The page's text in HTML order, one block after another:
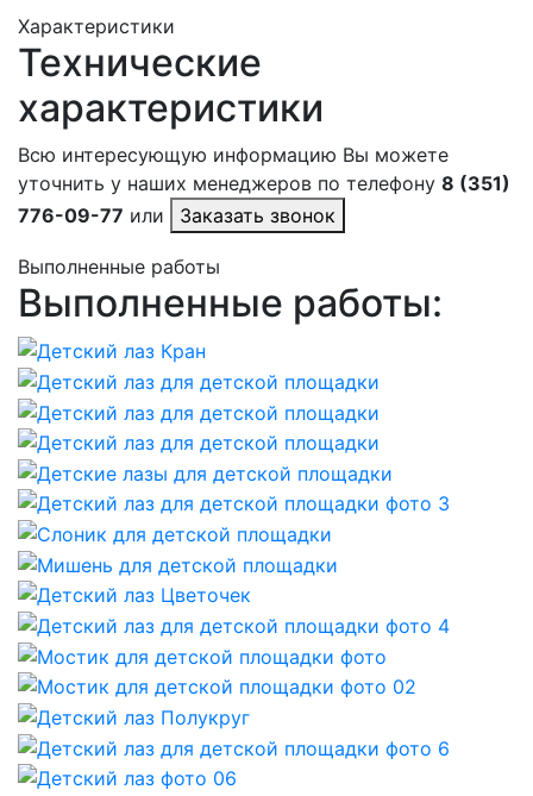
Характеристики
Технические
характеристики
Всю интересующую информацию Вы можете
уточнить у наших менеджеров по телефону 8 (351)
776-09-77 или Заказать звонок
Выполненные работы
Выполненные работы: